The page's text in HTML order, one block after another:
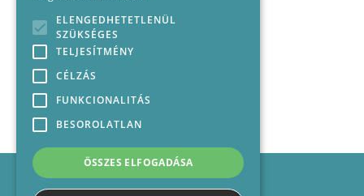
Impresszum
Médiajánlat
ELENGEDHETETLENÜL
SZÜKSÉGES
TELJESÍTMÉNY
CÉLZÁS
FUNKCIONALITÁS
BESOROLATLAN
ÖSSZES ELFOGADÁSA